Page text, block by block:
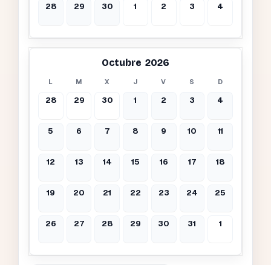
28 29 30 1 2 3 4
Octubre 2026
L M X J V S D
28 29 30 1 2 3 4
5 6 7 8 9 10 11
12 13 14 15 16 17 18
19 20 21 22 23 24 25
26 27 28 29 30 31 1